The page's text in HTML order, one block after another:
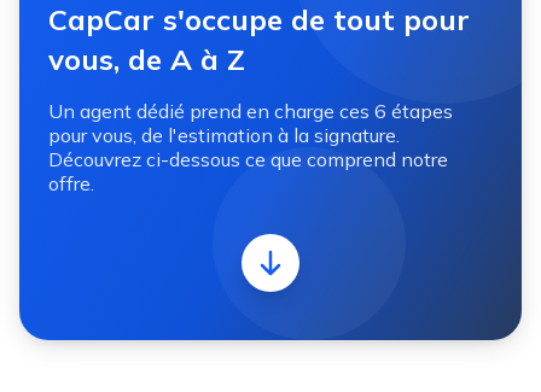
CapCar s'occupe de tout pour
vous, de A à Z
Un agent dédié prend en charge ces 6 étapes
pour vous, de l'estimation à la signature.
Découvrez ci-dessous ce que comprend notre
offre.